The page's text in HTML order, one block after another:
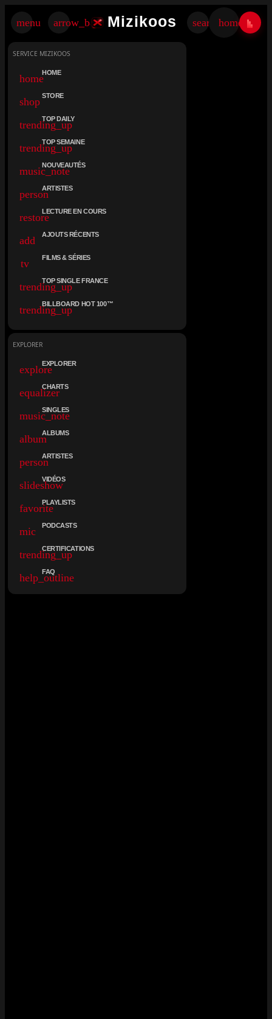
Mizikoos
SERVICE MIZIKOOS
homeHOME
shop STORE
trending_up
TOP DAILY
trending_up
TOP SEMAINE
music_note
NOUVEAUTÉS
personARTISTES
restoreLECTURE EN COURS
add AJOUTS RÉCENTS
tv FILMS & SÉRIES
trending_up
TOP SINGLE FRANCE
trending_up
BILLBOARD HOT 100™
EXPLORER
exploreEXPLORER
equalizer
CHARTS
music_note
SINGLES
albumALBUMS
personARTISTES
slideshow
VIDÉOS
favoritePLAYLISTS
mic PODCASTS
trending_up
CERTIFICATIONS
help_outline
FAQ
menu arrow_back Mizikoos searchhome ×